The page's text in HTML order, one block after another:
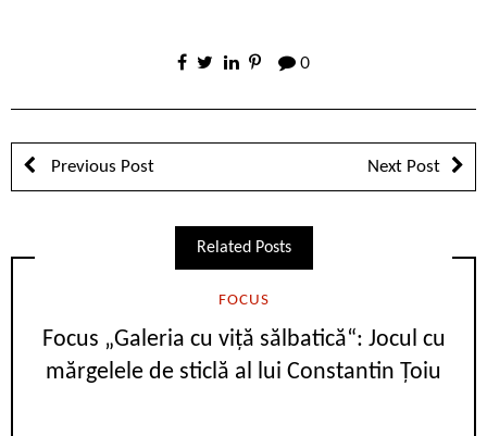
0
Previous Post Next Post
Related Posts
FOCUS
Focus „Galeria cu viță sălbatică“: Jocul cu
mărgelele de sticlă al lui Constantin Țoiu